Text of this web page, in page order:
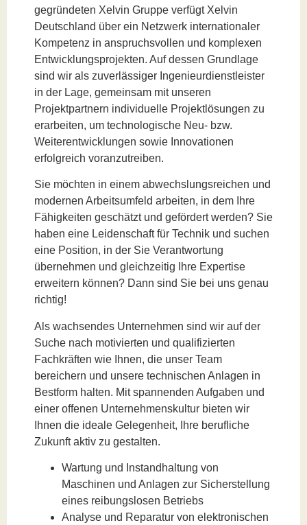
gegründeten Xelvin Gruppe verfügt Xelvin
Deutschland über ein Netzwerk internationaler
Kompetenz in anspruchsvollen und komplexen
Entwicklungsprojekten. Auf dessen Grundlage
sind wir als zuverlässiger Ingenieurdienstleister
in der Lage, gemeinsam mit unseren
Projektpartnern individuelle Projektlösungen zu
erarbeiten, um technologische Neu- bzw.
Weiterentwicklungen sowie Innovationen
erfolgreich voranzutreiben.
Sie möchten in einem abwechslungsreichen und
modernen Arbeitsumfeld arbeiten, in dem Ihre
Fähigkeiten geschätzt und gefördert werden? Sie
haben eine Leidenschaft für Technik und suchen
eine Position, in der Sie Verantwortung
übernehmen und gleichzeitig Ihre Expertise
erweitern können? Dann sind Sie bei uns genau
richtig!
Als wachsendes Unternehmen sind wir auf der
Suche nach motivierten und qualifizierten
Fachkräften wie Ihnen, die unser Team
bereichern und unsere technischen Anlagen in
Bestform halten. Mit spannenden Aufgaben und
einer offenen Unternehmenskultur bieten wir
Ihnen die ideale Gelegenheit, Ihre berufliche
Zukunft aktiv zu gestalten.
Wartung und Instandhaltung von
Maschinen und Anlagen zur Sicherstellung
eines reibungslosen Betriebs
Analyse und Reparatur von elektronischen